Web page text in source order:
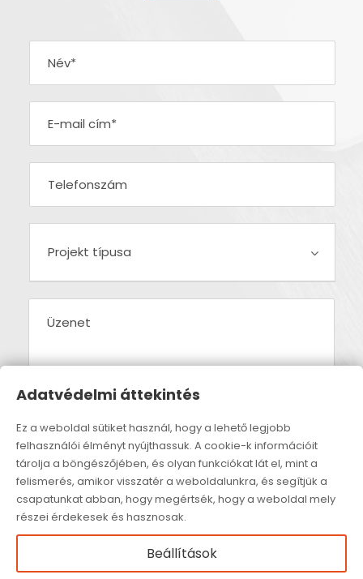
Adatvédelmi áttekintés
Ez a weboldal sütiket használ, hogy a lehető legjobb
felhasználói élményt nyújthassuk. A cookie-k információit
tárolja a böngészőjében, és olyan funkciókat lát el, mint a
felismerés, amikor visszatér a weboldalunkra, és segítjük a
csapatunkat abban, hogy megértsék, hogy a weboldal mely
részei érdekesek és hasznosak.
Beállítások